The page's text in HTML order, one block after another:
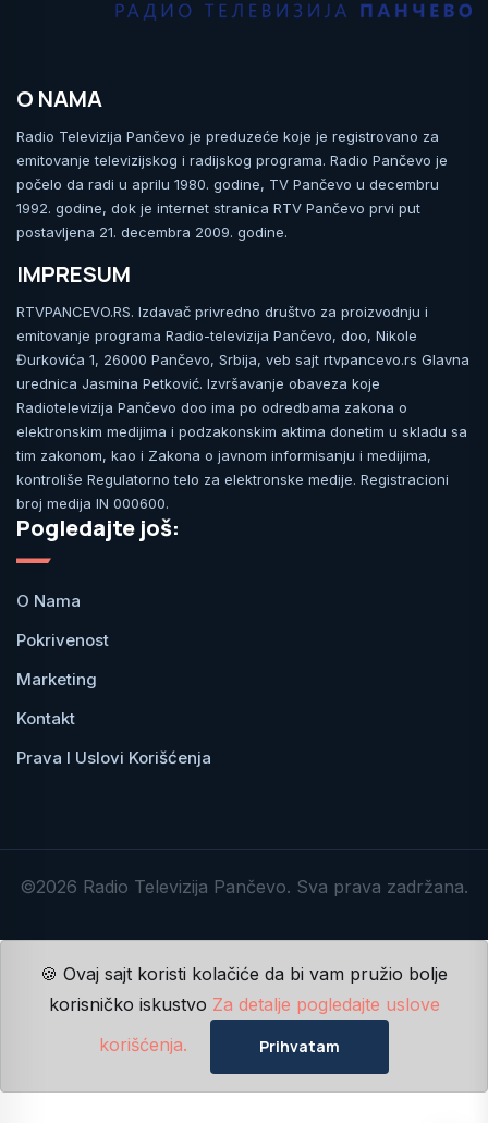
O NAMA
Radio Televizija Pančevo je preduzeće koje je registrovano za
emitovanje televizijskog i radijskog programa. Radio Pančevo je
počelo da radi u aprilu 1980. godine, TV Pančevo u decembru
1992. godine, dok je internet stranica RTV Pančevo prvi put
postavljena 21. decembra 2009. godine.
IMPRESUM
RTVPANCEVO.RS. Izdavač privredno društvo za proizvodnju i
emitovanje programa Radio-televizija Pančevo, doo, Nikole
Đurkovića 1, 26000 Pančevo, Srbija, veb sajt rtvpancevo.rs Glavna
urednica Jasmina Petković. Izvršavanje obaveza koje
Radiotelevizija Pančevo doo ima po odredbama zakona o
elektronskim medijima i podzakonskim aktima donetim u skladu sa
tim zakonom, kao i Zakona o javnom informisanju i medijima,
kontroliše Regulatorno telo za elektronske medije. Registracioni
broj medija IN 000600.
Pogledajte još:
O Nama
Pokrivenost
Marketing
Kontakt
Prava I Uslovi Korišćenja
©2026 Radio Televizija Pančevo. Sva prava zadržana.
🍪 Ovaj sajt koristi kolačiće da bi vam pružio bolje
korisničko iskustvo Za detalje pogledajte uslove
korišćenja.
Prihvatam